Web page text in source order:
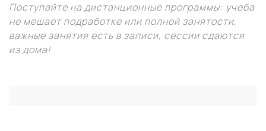
Поступайте на дистанционные программы: учеба
не мешает подработке или полной занятости,
важные занятия есть в записи, сессии сдаются
из дома!